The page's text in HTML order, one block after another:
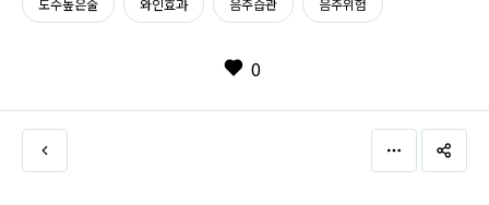
도수높은술 와인효과 음주습관 음주위험
0